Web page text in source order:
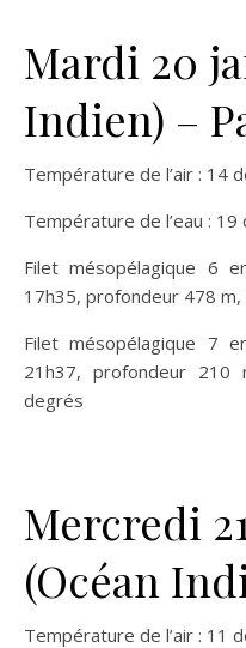
Mardi 20
Indien) –
Température de l’air : 14
Température de l’eau : 19
Filet mésopélagique 6
17h35, profondeur 478
Filet mésopélagique 7
21h37, profondeur 210
degrés
Mercredi
(Océan
Température de l’air : 11